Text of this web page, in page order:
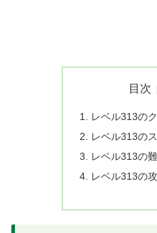
目次
レベル313の
レベル313の
レベル313の
レベル313の